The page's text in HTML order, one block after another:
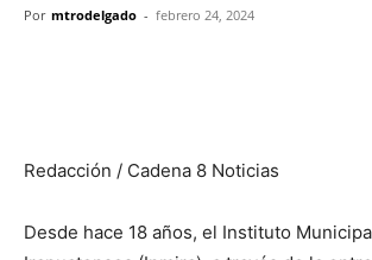
Por mtrodelgado - febrero 24, 2024
Redacción / Cadena 8 Noticias
Desde hace 18 años, el Instituto